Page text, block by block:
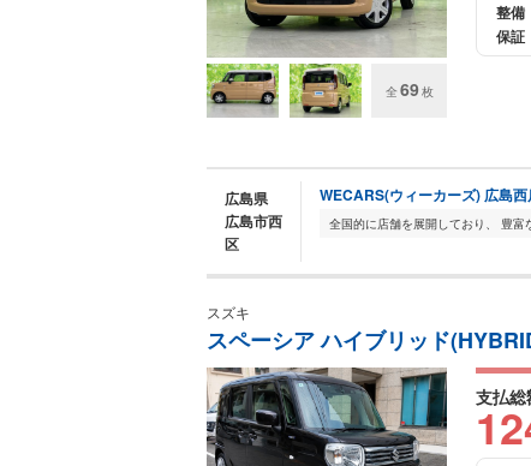
全 69枚
整備
保証
広島県
広島市西
区
WECARS(ウィーカーズ) 広島西
スズキ
スペーシア ハイブリッド
支払総